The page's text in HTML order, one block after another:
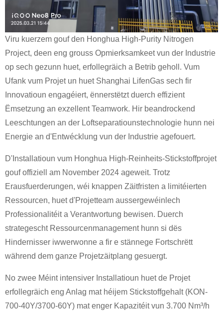
Viru kuerzem gouf den Honghua High-Purity Nitrogen
Project, deen eng grouss Opmierksamkeet vun der Industrie
op sech gezunn huet, erfollegräich a Betrib geholl. Vum
Ufank vum Projet un huet Shanghai LifenGas sech fir
Innovatioun engagéiert, ënnerstëtzt duerch effizient
Ëmsetzung an exzellent Teamwork. Hir beandrockend
Leeschtungen an der Loftseparatiounstechnologie hunn nei
Energie an d'Entwécklung vun der Industrie agefouert.
D'Installatioun vum Honghua High-Reinheits-Stickstoffprojet
gouf offiziell am November 2024 ageweit. Trotz
Erausfuerderungen, wéi knappen Zäitfristen a limitéierten
Ressourcen, huet d'Projetteam aussergewéinlech
Professionalitéit a Verantwortung bewisen. Duerch
strategescht Ressourcenmanagement hunn si dës
Hindernisser iwwerwonne a fir e stännege Fortschrëtt
während dem ganze Projetzäitplang gesuergt.
No zwee Méint intensiver Installatioun huet de Projet
erfollegräich eng Anlag mat héijem Stickstoffgehalt (KON-
700-40Y/3700-60Y) mat enger Kapazitéit vun 3.700 Nm³/h